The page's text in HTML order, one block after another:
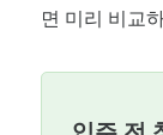
면 미리 비교